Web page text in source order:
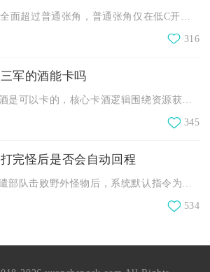
316
军的酒能卡吗
345
完怪后是否会自动回程
534